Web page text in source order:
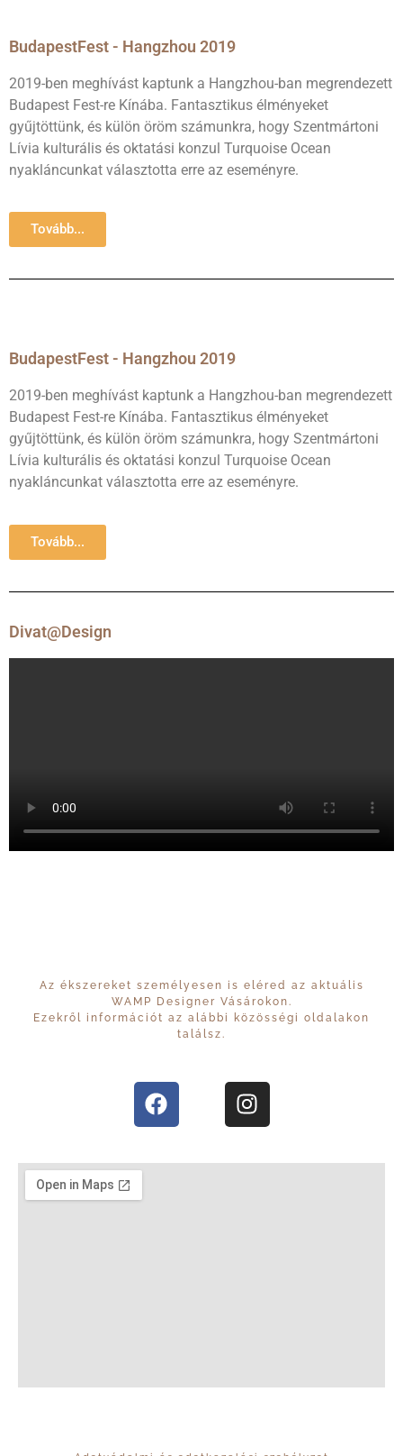
BudapestFest - Hangzhou 2019
2019-ben meghívást kaptunk a Hangzhou-ban megrendezett
Budapest Fest-re Kínába. Fantasztikus élményeket
gyűjtöttünk, és külön öröm számunkra, hogy Szentmártoni
Lívia kulturális és oktatási konzul Turquoise Ocean
nyakláncunkat választotta erre az eseményre.
Tovább...
BudapestFest - Hangzhou 2019
2019-ben meghívást kaptunk a Hangzhou-ban megrendezett
Budapest Fest-re Kínába. Fantasztikus élményeket
gyűjtöttünk, és külön öröm számunkra, hogy Szentmártoni
Lívia kulturális és oktatási konzul Turquoise Ocean
nyakláncunkat választotta erre az eseményre.
Tovább...
Divat@Design
Az ékszereket személyesen is eléred az aktuális
WAMP Designer Vásárokon.
Ezekről információt az alábbi közösségi oldalakon
találsz.